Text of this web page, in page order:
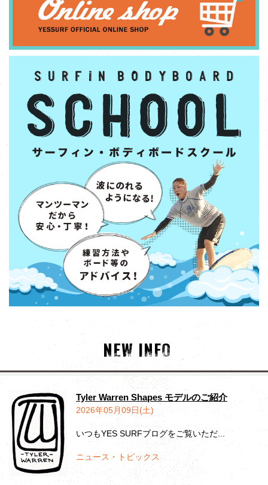
NEW INFO
Tyler Warren Shapes モデルのご紹介
2026年05月09日(土)
いつもYES SURFブログをご覧いただ...
ニュース・トピックス